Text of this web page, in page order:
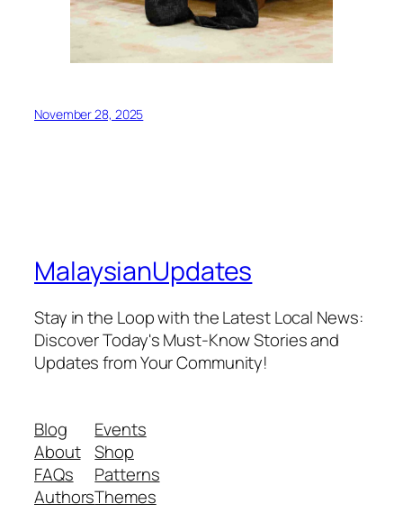
November 28, 2025
MalaysianUpdates
Stay in the Loop with the Latest Local News:
Discover Today's Must-Know Stories and
Updates from Your Community!
Blog
About
FAQs
Authors
Events
Shop
Patterns
Themes